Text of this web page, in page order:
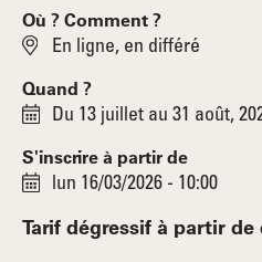
Où ? Comment ?
En ligne, en différé
Quand ?
Du 13 juillet au 31 août,
S'inscrire à partir de
lun 16/03/2026 - 10:00
Tarif dégressif à partir